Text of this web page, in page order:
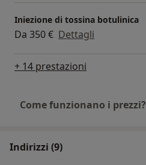
Iniezione di tossina botulinica
Da 350 € Dettagli
+ 14 prestazioni
Come funzionano i prezzi?
Indirizzi (9)